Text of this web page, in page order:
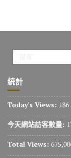
統計
Today's Views: 186
今天網站訪客數量:
Total Views: